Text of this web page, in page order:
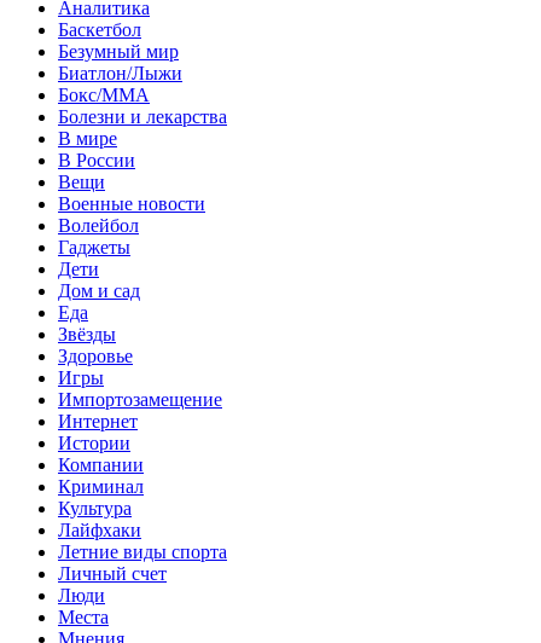
Аналитика
Баскетбол
Безумный мир
Биатлон/Лыжи
Бокс/MMA
Болезни и лекарства
В мире
В России
Вещи
Военные новости
Волейбол
Гаджеты
Дети
Дом и сад
Еда
Звёзды
Здоровье
Игры
Импортозамещение
Интернет
Истории
Компании
Криминал
Культура
Лайфхаки
Летние виды спорта
Личный счет
Люди
Места
Мнения